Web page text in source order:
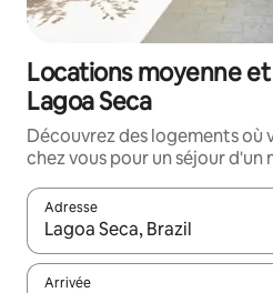
Locations moyenne
Lagoa Seca
Découvrez des logements où
chez vous pour un séjour d'un
Adresse
Lorsque les résultats
Arrivée